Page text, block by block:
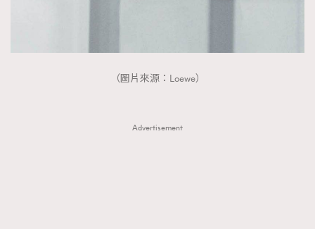
（圖片來源：Loewe）
Advertisement